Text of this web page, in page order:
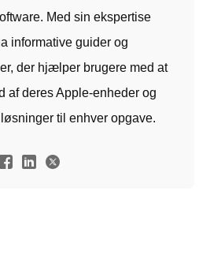
Med sin ekspertise
informative guider og
der hjælper brugere med at
af deres Apple-enheder og
til enhver opgave.